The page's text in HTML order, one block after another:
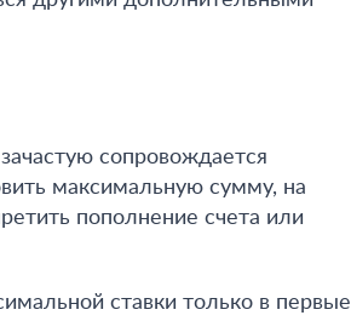
сопровождается
максимальную сумму, на
пополнение счета или
ставки только в первые